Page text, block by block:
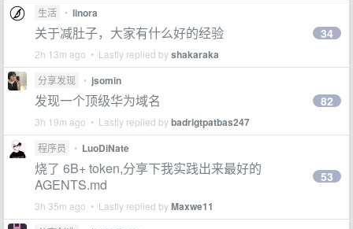
生活 • linora
关于减肚子，大家有什么好的经验
2h 13m ago • Lastly replied byshakaraka
34
分享发现 • jsomin
发现一个顶级华为域名
3h 19m ago • Lastly replied bybadrigtpatbas247
82
程序员 • LuoDiNate
烧了 6B+ token,分享下我实践出来最好的
AGENTS.md
3h 35m ago • Lastly replied byMaxwe11
53